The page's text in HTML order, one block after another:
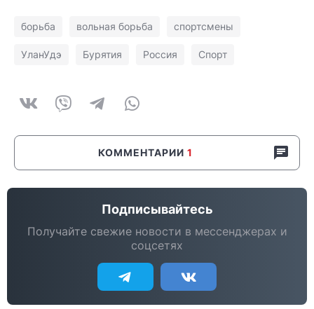
борьба вольная борьба спортсмены
УланУдэ Бурятия Россия Спорт
КОММЕНТАРИИ 1
Подписывайтесь
Получайте свежие новости в мессенджерах и
соцсетях